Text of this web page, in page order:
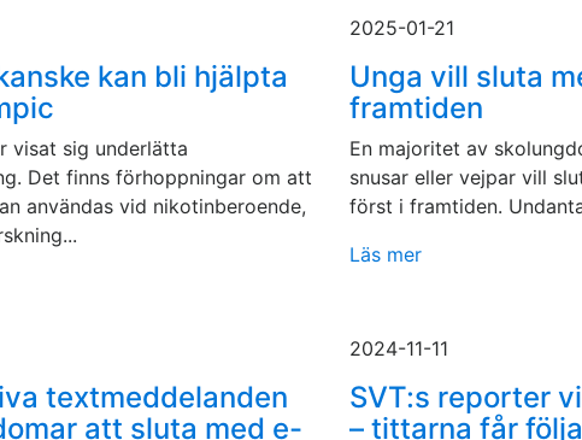
kan bli hjälpta
visat sig underlätta
Det finns förhoppningar om att
användas vid nikotinberoende,
2025-01-21
Unga vill sluta
framtiden
En majoritet av
snusar eller vejpar vill
först i framtiden.
Läs mer
textmeddelanden
att sluta med e-
2024-11-11
SVT:s reporter
– tittarna får